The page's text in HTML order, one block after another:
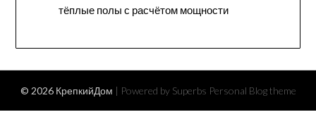
тёплые полы с расчётом мощности
© 2026 КрепкийДом | Powered by Superbs Personal Blog theme